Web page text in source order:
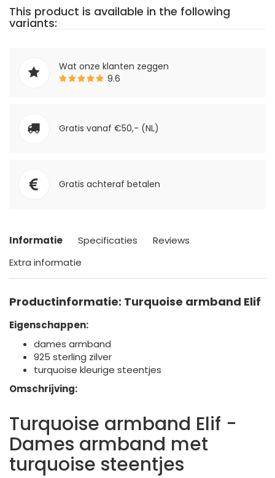
This product is available in the following
variants:
Wat onze klanten zeggen
9.6
Gratis vanaf €50,- (NL)
Gratis achteraf betalen
Informatie Specificaties
Reviews
Extra informatie
Productinformatie: Turquoise armband Elif
Eigenschappen:
dames armband
925 sterling zilver
turquoise kleurige steentjes
Omschrijving:
Turquoise armband Elif -
Dames armband met
turquoise steentjes